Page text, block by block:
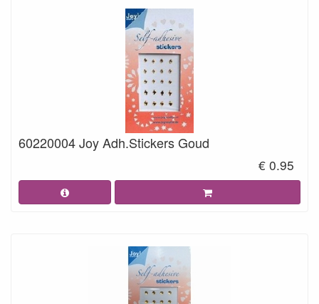
60220004 Joy Adh.Stickers Goud
€ 0.95